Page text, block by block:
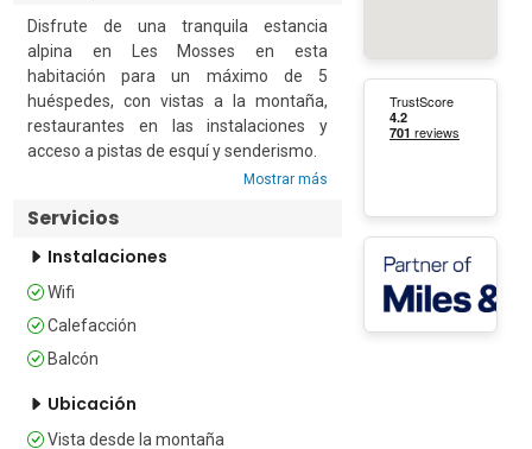
Disfrute de una tranquila estancia
alpina en Les Mosses en esta
habitación para un máximo de 5
huéspedes, con vistas a la montaña,
restaurantes en las instalaciones y
acceso a pistas de esquí y senderismo.
individuales, armario, baño y balcón.
Equipada con conexión Wi-Fi gratuita, la
para relajarse después de un día en las
montañas.
restaurantes. Le Bivouac abre 10
Mostrar más
Servicios
Instalaciones
Wifi
Calefacción
Balcón
Ubicación
Vista desde la montaña